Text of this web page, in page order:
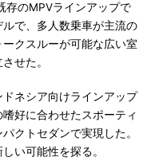
存のMPVラインアップで
で、多人数乗車が主流の
クスルーが可能な広い室
せた。
ネシア向けラインアップ
好に合わせたスポーティ
クトセダンで実現した。
い可能性を探る。